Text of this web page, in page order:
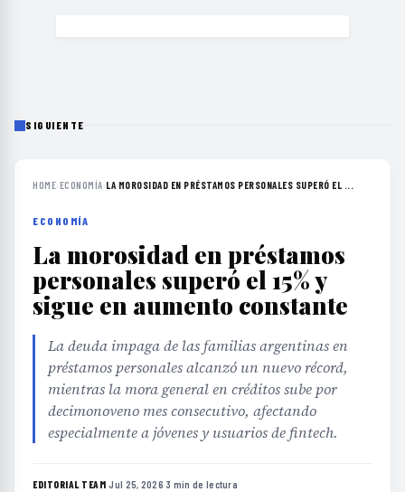
SIGUIENTE
HOME›ECONOMÍA›LA MOROSIDAD EN PRÉSTAMOS PERSONALES SUPERÓ EL ...
ECONOMÍA
La morosidad en préstamos
personales superó el 15% y
sigue en aumento constante
La deuda impaga de las familias argentinas en
préstamos personales alcanzó un nuevo récord,
mientras la mora general en créditos sube por
decimonoveno mes consecutivo, afectando
especialmente a jóvenes y usuarios de fintech.
EDITORIAL TEAM·Jul 25, 2026·3 min de lectura·